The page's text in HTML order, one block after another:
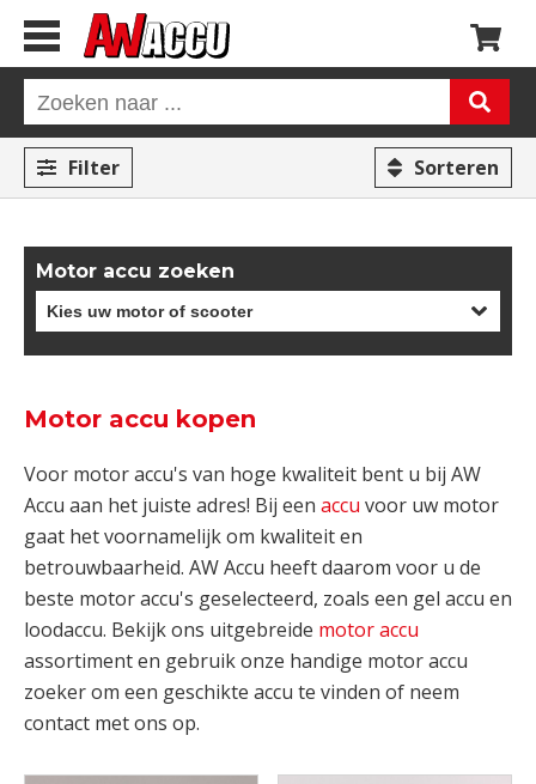
Filter Sorteren
Motor accu zoeken
Motor accu kopen
Voor motor accu's van hoge kwaliteit bent u bij AW
Accu aan het juiste adres! Bij een accu voor uw motor
gaat het voornamelijk om kwaliteit en
betrouwbaarheid. AW Accu heeft daarom voor u de
beste motor accu's geselecteerd, zoals een gel accu en
loodaccu. Bekijk ons uitgebreide motor accu
assortiment en gebruik onze handige motor accu
zoeker om een geschikte accu te vinden of neem
contact met ons op.